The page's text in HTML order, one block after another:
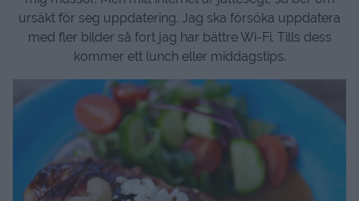
ursäkt för seg uppdatering. Jag ska försöka uppdatera
med fler bilder så fort jag har bättre Wi-Fi. Tills dess
kommer ett lunch eller middagstips.